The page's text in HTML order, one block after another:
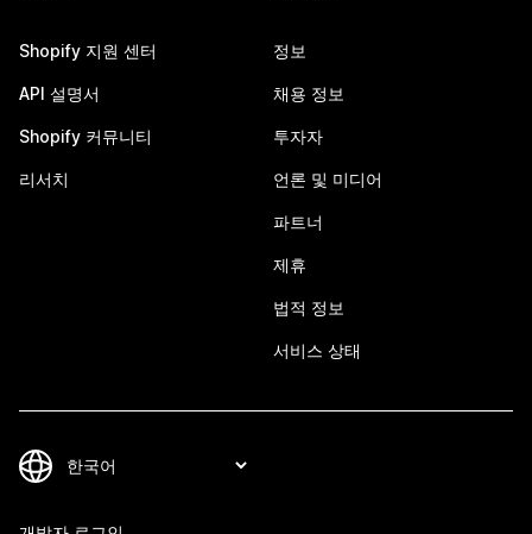
Shopify 지원 센터
API 설명서
Shopify 커뮤니티
리서치
정보
채용 정보
투자자
언론 및 미디어
파트너
제휴
법적 정보
서비스 상태